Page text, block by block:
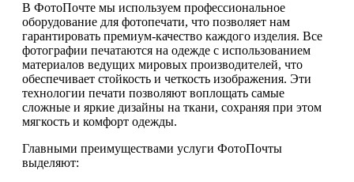
В ФотоПочте мы используем профессиональное
оборудование для фотопечати, что позволяет нам
гарантировать премиум-качество каждого изделия. Все
фотографии печатаются на одежде с использованием
материалов ведущих мировых производителей, что
обеспечивает стойкость и четкость изображения. Эти
технологии печати позволяют воплощать самые
сложные и яркие дизайны на ткани, сохраняя при этом
мягкость и комфорт одежды.
Главными преимуществами услуги ФотоПочты
выделяют: